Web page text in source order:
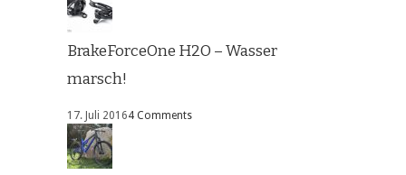
BrakeForceOne H2O – Wasser
marsch!
17. Juli 20164 Comments